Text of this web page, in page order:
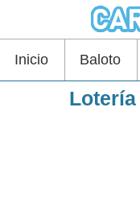
Inicio Baloto